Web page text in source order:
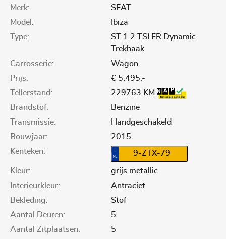
Merk:
SEAT
Model:
Ibiza
Type:
ST 1.2 TSI FR Dynamic
Trekhaak
Carrosserie:
Wagon
Prijs:
€ 5.495,-
Tellerstand:
229763 KM
Brandstof:
Benzine
Transmissie:
Handgeschakeld
Bouwjaar:
2015
Kenteken:
9-ZTX-79
Kleur:
grijs metallic
Interieurkleur:
Antraciet
Bekleding:
Stof
Aantal Deuren:
5
Aantal Zitplaatsen:
5